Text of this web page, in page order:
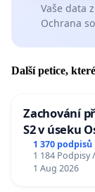
Vaše data
Ochrana
Další petice,
Zachování
S2 v úseku
u Jablunkova
1 370 podpisů
1 184 Podpisy
1 Aug 2026